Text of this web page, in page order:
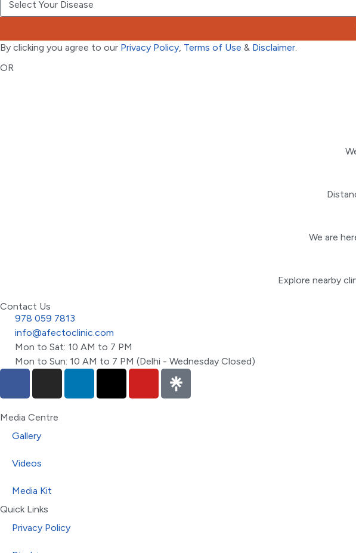
By clicking you agree to our Privacy Policy Terms of Use & Disclaimer
OR
We are
Explore nearby
Contact Us
978 059 7813
info@afectoclinic.com
Mon to Sat: 10 AM to 7 PM
Mon to Sun: 10 AM to 7 PM (Delhi - Wednesday Closed)
Media Centre
Gallery
Videos
Media Kit
Quick Links
Privacy Policy